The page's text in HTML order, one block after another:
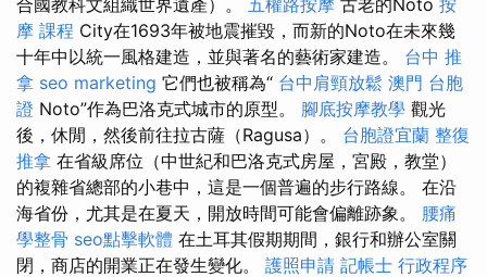
合國教科文組織世界遺產）。 五權路按摩 古老的Noto 按
摩 課程 City在1693年被地震摧毀，而新的Noto在未來幾
十年中以統一風格建造，並與著名的藝術家建造。 台中 推
拿 seo marketing 它們也被稱為“ 台中肩頸放鬆 澳門 台胞
證 Noto”作為巴洛克式城市的原型。 腳底按摩教學 觀光
後，休閒，然後前往拉古薩（Ragusa）。 台胞證宜蘭 整復
推拿 在省級席位（中世紀和巴洛克式房屋，宮殿，教堂）
的複雜省總部的小巷中，這是一個普遍的步行路線。 在沿
海省份，尤其是在夏天，開放時間可能會偏離跡象。 腰痛
學整骨 seo點擊軟體 在土耳其假期期間，銀行和辦公室關
閉，商店的開業正在發生變化。 護照申請 記帳士 行政程序